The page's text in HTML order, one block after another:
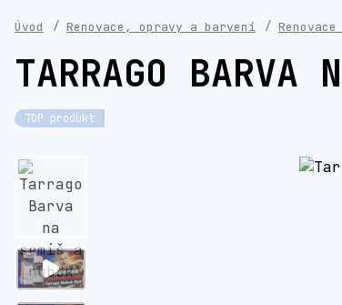
Úvod Renovace, opravy a barvení
TARRAGO BARVA
TOP produkt